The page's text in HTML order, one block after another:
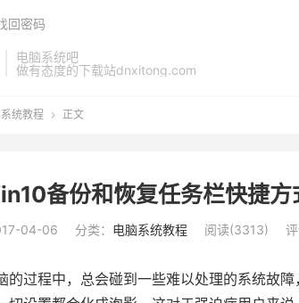
电脑系统吧
做有态度的下载站dnxitong.com
回密码
统教程  正文
备份和恢复任务栏快捷方
04-06 分类： 电脑系统教程 阅读(3313)
过程中，总会碰到一些难以处理的系统故障